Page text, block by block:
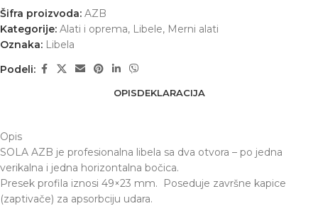
Šifra proizvoda: AZB
Kategorije: Alati i oprema, Libele, Merni alati
Oznaka: Libela
Podeli:
OPISDEKLARACIJA
Opis
SOLA AZB je profesionalna libela sa dva otvora – po jedna
verikalna i jedna horizontalna bočica.
Presek profila iznosi 49×23 mm. Poseduje završne kapice
(zaptivače) za apsorbciju udara.